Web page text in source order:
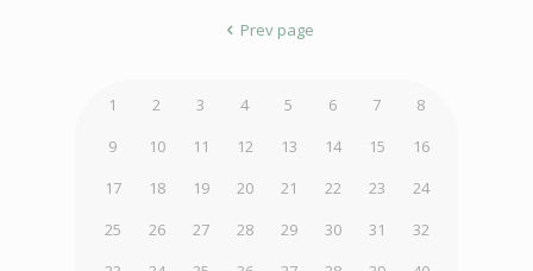
Prev page
1 2 3 4 5 6 7
8
9
10 11 12 13 14 15
16
17
18 19 20 21 22 23
24
25
26 27 28 29 30 31
32